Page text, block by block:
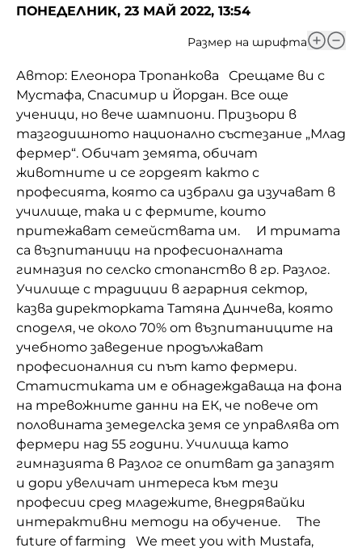
ПОНЕДЕЛНИК, 23 МАЙ 2022, 13:54
Размер на шрифта
Автор: Елеонора Тропанкова Срещаме ви с
Мустафа, Спасимир и Йордан. Все още
ученици, но вече шампиони. Призьори в
тазгодишното национално състезание „Млад
фермер“. Обичат земята, обичат
животните и се гордеят както с
професията, която са избрали да изучават в
училище, така и с фермите, които
притежават семействата им. И тримата
са възпитаници на професионалната
гимназия по селско стопанство в гр. Разлог.
Училище с традиции в аграрния сектор,
казва директорката Татяна Динчева, която
споделя, че около 70% от възпитаниците на
учебното заведение продължават
професионалния си път като фермери.
Статистиката им е обнадеждаваща на фона
на тревожните данни на ЕК, че повече от
половината земеделска земя се управлява от
фермери над 55 години. Училища като
гимназията в Разлог се опитват да запазят
и дори увеличат интереса към тези
професии сред младежите, внедрявайки
интерактивни методи на обучение. The
future of farming We meet you with Mustafa,